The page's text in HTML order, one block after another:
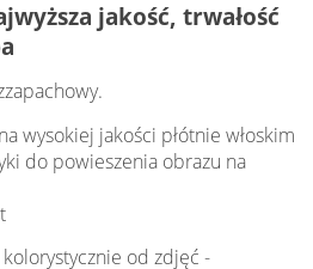
jakość, trwałość
wysokiej jakości płótnie włoskim
do powieszenia obrazu na
od zdjęć -